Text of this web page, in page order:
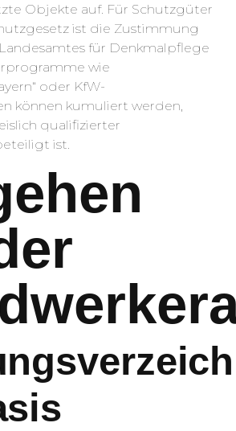
Objekte auf. Für Schutzgüter
ist die Zustimmung
für Denkmalpflege
wie
oder KfW-
können kumuliert werden,
qualifizierter
ist.